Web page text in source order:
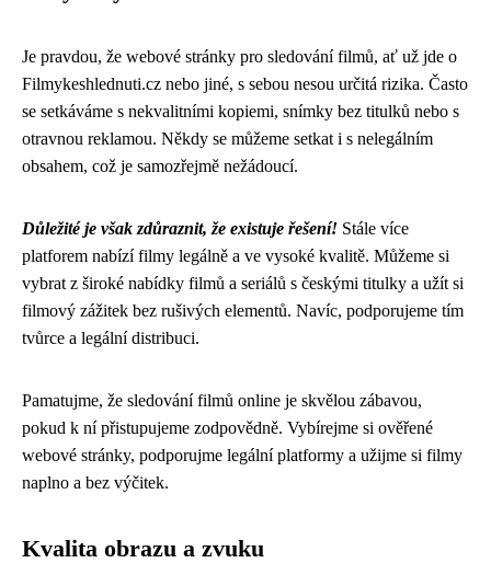
Je pravdou, že webové stránky pro sledování filmů, ať už jde o
Filmykeshlednuti.cz nebo jiné, s sebou nesou určitá rizika. Často
se setkáváme s nekvalitními kopiemi, snímky bez titulků nebo s
otravnou reklamou. Někdy se můžeme setkat i s nelegálním
obsahem, což je samozřejmě nežádoucí.
Důležité je však zdůraznit, že existuje řešení! Stále více
platforem nabízí filmy legálně a ve vysoké kvalitě. Můžeme si
vybrat z široké nabídky filmů a seriálů s českými titulky a užít si
filmový zážitek bez rušivých elementů. Navíc, podporujeme tím
tvůrce a legální distribuci.
Pamatujme, že sledování filmů online je skvělou zábavou,
pokud k ní přistupujeme zodpovědně. Vybírejme si ověřené
webové stránky, podporujme legální platformy a užijme si filmy
naplno a bez výčitek.
Kvalita obrazu a zvuku